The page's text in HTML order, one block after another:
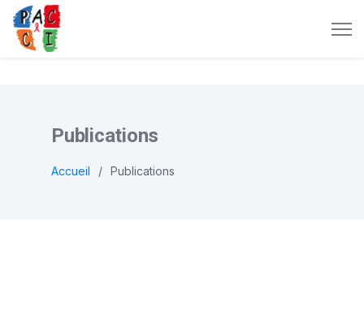
Publications
Accueil Publications